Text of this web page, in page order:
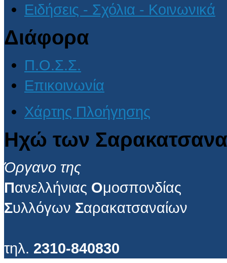
Ειδήσεις - Σχόλια - Κοινωνικά
Διάφορα
Π.Ο.Σ.Σ.
Επικοινωνία
Χάρτης Πλοήγησης
Ηχώ των
Όργανο της
Πανελλήνιας Ομοσπονδίας
Συλλόγων Σαρακατσαναίων
τηλ. 2310-840830